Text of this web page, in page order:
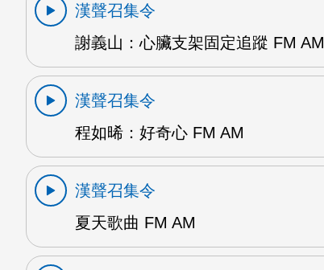
漢聲召集令
謝義山：心臟支架固定追蹤 FM AM
漢聲召集令
程如晞：好奇心 FM AM
漢聲召集令
夏天歌曲 FM AM